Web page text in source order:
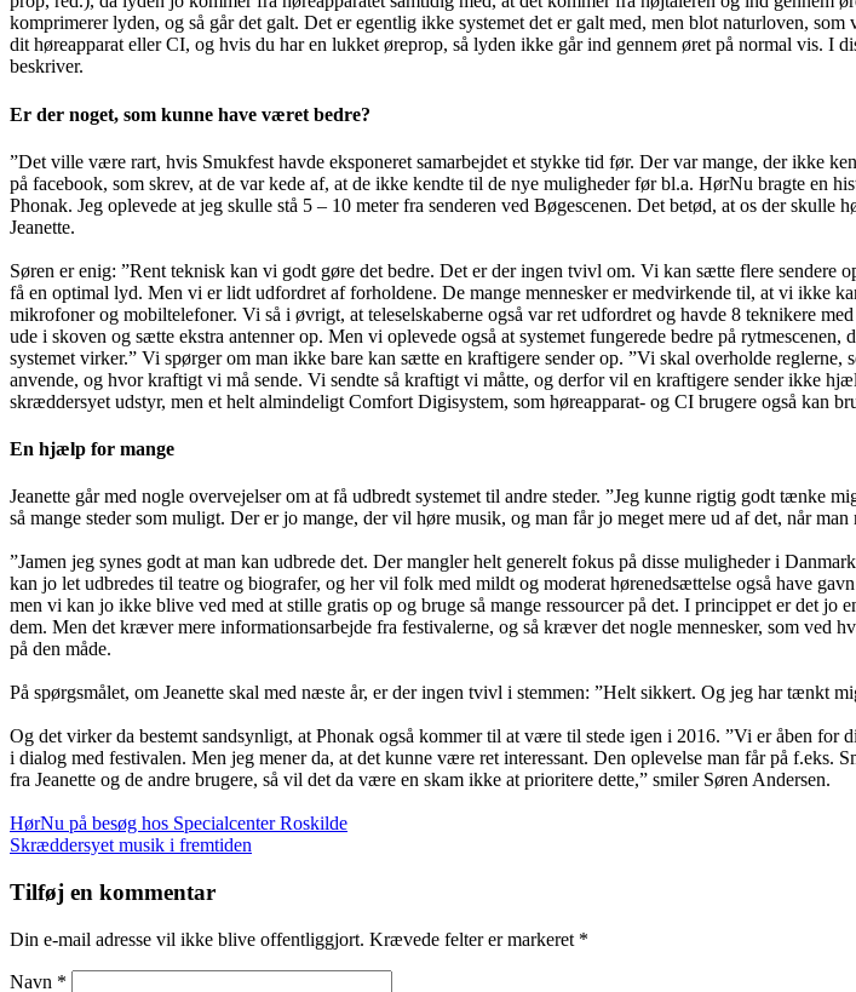
komprimerer lyden, og så går det galt. Det er egentlig ikke systemet det er galt med, men blot naturloven,
dit høreapparat eller CI, og hvis du har en lukket øreprop, så lyden ikke går ind gennem øret på normal vis. I
beskriver.
Er der noget, som kunne have været bedre?
”Det ville være rart, hvis Smukfest havde eksponeret samarbejdet et stykke tid før. Der var mange, der ikke
på facebook, som skrev, at de var kede af, at de ikke kendte til de nye muligheder før bl.a. HørNu bragte en
Phonak. Jeg oplevede at jeg skulle stå 5 – 10 meter fra senderen ved Bøgescenen. Det betød, at os der
Jeanette.
Søren er enig: ”Rent teknisk kan vi godt gøre det bedre. Det er der ingen tvivl om. Vi kan sætte flere sendere
få en optimal lyd. Men vi er lidt udfordret af forholdene. De mange mennesker er medvirkende til, at vi ikke
mikrofoner og mobiltelefoner. Vi så i øvrigt, at teleselskaberne også var ret udfordret og havde 8 teknikere
ude i skoven og sætte ekstra antenner op. Men vi oplevede også at systemet fungerede bedre på
systemet virker.” Vi spørger om man ikke bare kan sætte en kraftigere sender op. ”Vi skal overholde
anvende, og hvor kraftigt vi må sende. Vi sendte så kraftigt vi måtte, og derfor vil en kraftigere sender ikke
skræddersyet udstyr, men et helt almindeligt Comfort Digisystem, som høreapparat- og CI brugere også kan
En hjælp for mange
Jeanette går med nogle overvejelser om at få udbredt systemet til andre steder. ”Jeg kunne rigtig godt tænke
så mange steder som muligt. Der er jo mange, der vil høre musik, og man får jo meget mere ud af det, når
”Jamen jeg synes godt at man kan udbrede det. Der mangler helt generelt fokus på disse muligheder i
kan jo let udbredes til teatre og biografer, og her vil folk med mildt og moderat hørenedsættelse også have
men vi kan jo ikke blive ved med at stille gratis op og bruge så mange ressourcer på det. I princippet er det
dem. Men det kræver mere informationsarbejde fra festivalerne, og så kræver det nogle mennesker, som ved
på den måde.
På spørgsmålet, om Jeanette skal med næste år, er der ingen tvivl i stemmen: ”Helt sikkert. Og jeg har tænkt
Og det virker da bestemt sandsynligt, at Phonak også kommer til at være til stede igen i 2016. ”Vi er åben
i dialog med festivalen. Men jeg mener da, at det kunne være ret interessant. Den oplevelse man får på
fra Jeanette og de andre brugere, så vil det da være en skam ikke at prioritere dette,” smiler Søren Andersen.
Indlægsnavigation
HørNu på besøg hos Specialcenter Roskilde
Skræddersyet musik i fremtiden
Tilføj en kommentar
Din e-mail adresse vil ikke blive offentliggjort. Krævede felter er markeret *
Navn *